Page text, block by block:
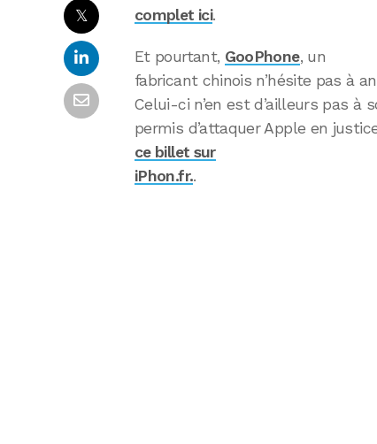
𝕏
complet ici.
Et pourtant, GooPhone, un
fabricant chinois n’hésite pas à
Celui-ci n’en est d’ailleurs pas à
permis d’attaquer Apple en
ce billet sur
iPhon.fr..